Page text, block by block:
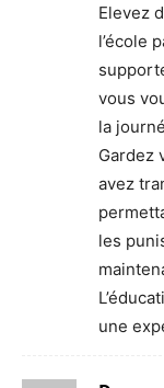
Elevez
l’école
vous
la
Gardez
avez
les
une